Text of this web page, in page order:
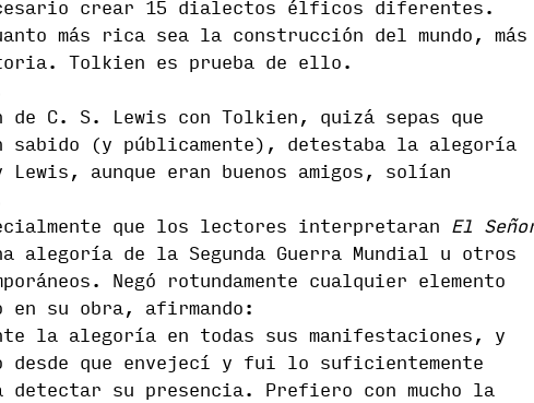
crear 15 dialectos élficos diferentes.
más rica sea la construcción del mundo, más
Tolkien es prueba de ello.
C. S. Lewis con Tolkien, quizá sepas que
sabido (y públicamente), detestaba la alegoría
aunque eran buenos amigos, solían
que los lectores interpretaran El
alegoría de la Segunda Guerra Mundial u otros
Negó rotundamente cualquier elemento
en su obra, afirmando:
la alegoría en todas sus manifestaciones, y
desde que envejecí y fui lo suficientemente
detectar su presencia. Prefiero con mucho la